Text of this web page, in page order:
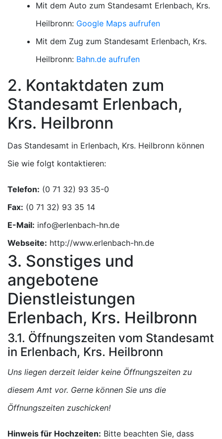
Mit dem Auto zum Standesamt Erlenbach, Krs.
Heilbronn: Google Maps aufrufen
Mit dem Zug zum Standesamt Erlenbach, Krs.
Heilbronn: Bahn.de aufrufen
2. Kontaktdaten zum
Standesamt Erlenbach,
Krs. Heilbronn
Das Standesamt in Erlenbach, Krs. Heilbronn können
Sie wie folgt kontaktieren:
Telefon:
Fax:
E-Mail:
Webseite: http://www.erlenbach-hn.de
3. Sonstiges und
angebotene
Dienstleistungen
Erlenbach, Krs. Heilbronn
3.1. Öffnungszeiten vom Standesamt
in Erlenbach, Krs. Heilbronn
Uns liegen derzeit leider keine Öffnungszeiten zu
diesem Amt vor. Gerne können Sie uns die
Öffnungszeiten zuschicken!
Hinweis für Hochzeiten: Bitte beachten Sie, dass